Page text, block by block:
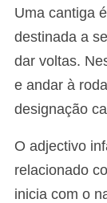
Uma cantiga
destinada a
dar voltas.
e andar à
designação
O adjectivo
relacionado
inicia com o